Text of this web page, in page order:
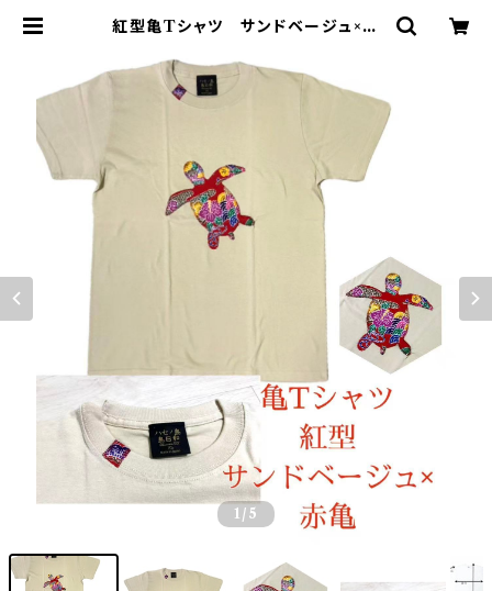
紅型亀Tシャツ サンドベージュ×赤
島日和 ベージュ サンド ウミガ
メ 赤 レッド | ハセノ島SHOP～P
roduced by White Lily～
1 /5